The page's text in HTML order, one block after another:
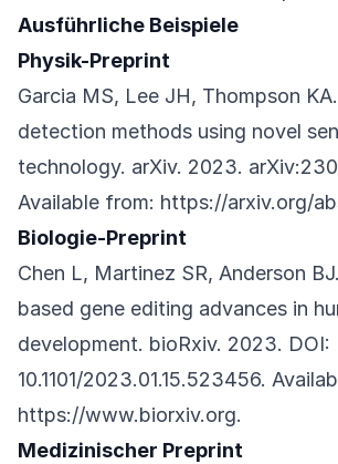
Ausführliche Beispiele
Physik-Preprint
Garcia MS, Lee JH, Thompson
detection methods using novel
technology. arXiv. 2023.
Available from: https://arxiv.org/
Biologie-Preprint
Chen L, Martinez SR, Anderson
based gene editing advances in
development. bioRxiv. 2023. DOI:
10.1101/2023.01.15.523456.
https://www.biorxiv.org.
Medizinischer Preprint